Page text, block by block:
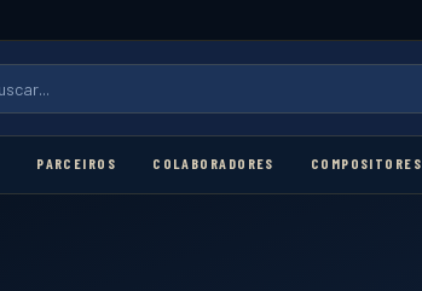
PARCEIROS COLABORADORES COMPOSITORES